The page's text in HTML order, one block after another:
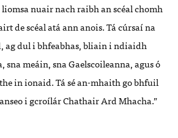
nuair nach raibh an scéal chomh
de scéal atá ann anois. Tá cúrsaí na
ag dul i bhfeabhas, bliain i ndiaidh
sna meáin, sna Gaelscoileanna, agus ó
in ionaid. Tá sé an-mhaith go bhfuil
i gcroílár Chathair Ard Mhacha.”